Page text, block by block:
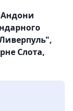
Андони
Слота,